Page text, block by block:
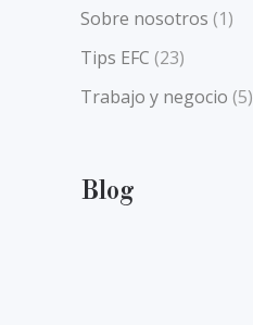
Sobre nosotros (1)
Tips EFC (23)
Trabajo y negocio (5)
Blog